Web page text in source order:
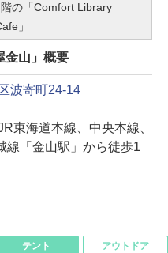
の「Comfort Library
」
金山」概要
波寄町24-14
東海道本線、中央本線、
線「金山駅」から徒歩1
テント アウトドア